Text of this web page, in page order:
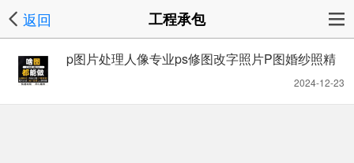
返回 工程承包
p图片处理人像专业ps修图改字照片P图婚纱照精
2024-12-23